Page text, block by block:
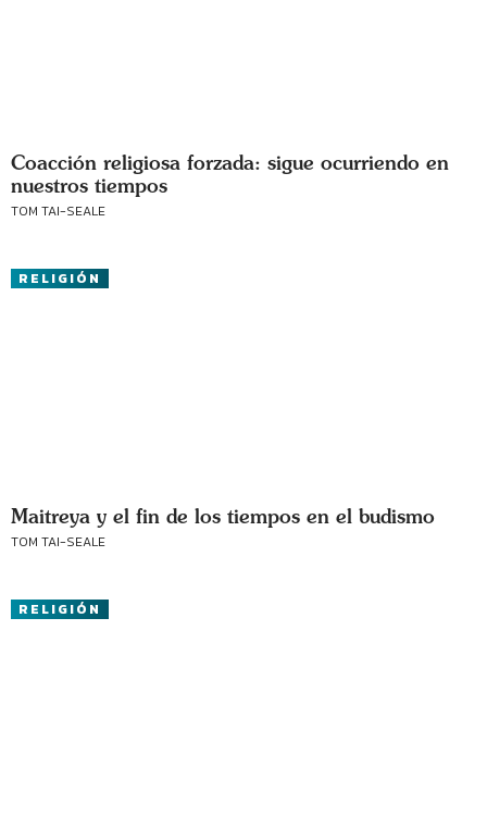
Coacción religiosa forzada: sigue ocurriendo en
nuestros tiempos
TOM TAI-SEALE
RELIGIÓN
Maitreya y el fin de los tiempos en el budismo
TOM TAI-SEALE
RELIGIÓN